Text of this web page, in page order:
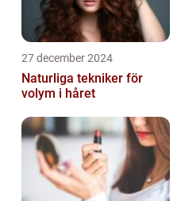
27 december 2024
Naturliga tekniker för
volym i håret